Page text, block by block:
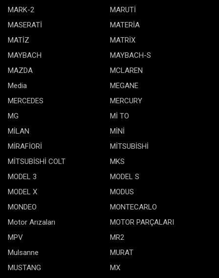
MARK-2
MARUTİ
MASERATİ
MATERİA
MATİZ
MATRİX
MAYBACH
MAYBACH-S
MAZDA
MCLAREN
Media
MEGANE
MERCEDES
MERCURY
MG
Mİ TO
MİLAN
MİNİ
MİRAFİORİ
MİTSUBİSHİ
MİTSUBİSHİ COLT
MKS
MODEL 3
MODEL S
MODEL X
MODUS
MONDEO
MONTECARLO
Motor Arızaları
MOTOR PARÇALARI
MPV
MR2
Mulsanne
MURAT
MUSTANG
MX